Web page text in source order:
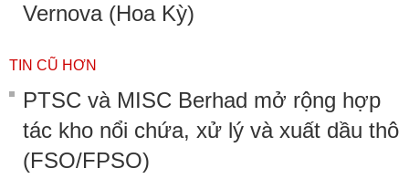
Vernova (Hoa Kỳ)
TIN CŨ HƠN
PTSC và MISC Berhad mở rộng hợp
tác kho nổi chứa, xử lý và xuất dầu thô
(FSO/FPSO)